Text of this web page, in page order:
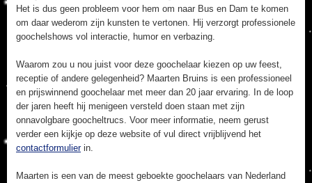
Het is dus geen probleem voor hem om naar Bus en Dam te komen
om daar wederom zijn kunsten te vertonen. Hij verzorgt professionele
goochelshows vol interactie, humor en verbazing.
Waarom zou u nou juist voor deze goochelaar kiezen op uw feest,
receptie of andere gelegenheid? Maarten Bruins is een professioneel
en prijswinnend goochelaar met meer dan 20 jaar ervaring. In de loop
der jaren heeft hij menigeen versteld doen staan met zijn
onnavolgbare goocheltrucs. Voor meer informatie, neem gerust
verder een kijkje op deze website of vul direct vrijblijvend het
contactformulierin.
Maarten is een van de meest geboekte goochelaars van Nederland